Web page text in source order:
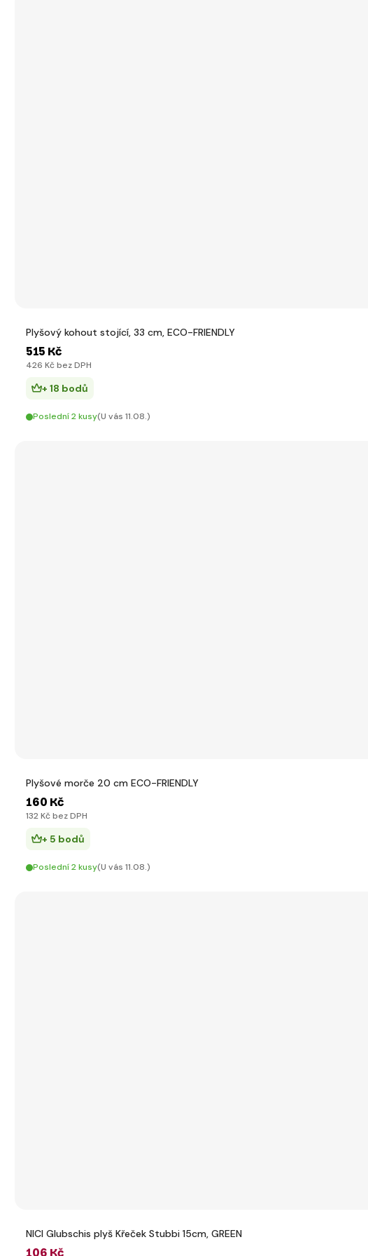
Plyšový kohout stojící, 33 cm, ECO-FRIENDLY
515 Kč
426 Kč bez DPH
+ 18 bodů
Poslední 2 kusy(U vás 11.08.)
Plyšové morče 20 cm ECO-FRIENDLY
160 Kč
132 Kč bez DPH
+ 5 bodů
Poslední 2 kusy(U vás 11.08.)
NICI Glubschis plyš Křeček Stubbi 15cm, GREEN